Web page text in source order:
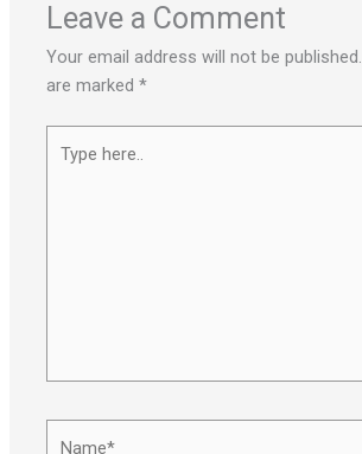
Leave a Comment
Your email address will not be published.
are marked*
here..